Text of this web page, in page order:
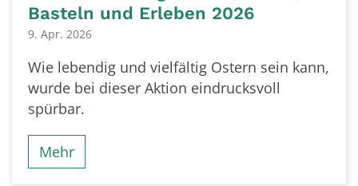
Basteln und Erleben 2026
9. Apr. 2026
Wie lebendig und vielfältig Ostern sein kann,
wurde bei dieser Aktion eindrucksvoll
spürbar.
Mehr